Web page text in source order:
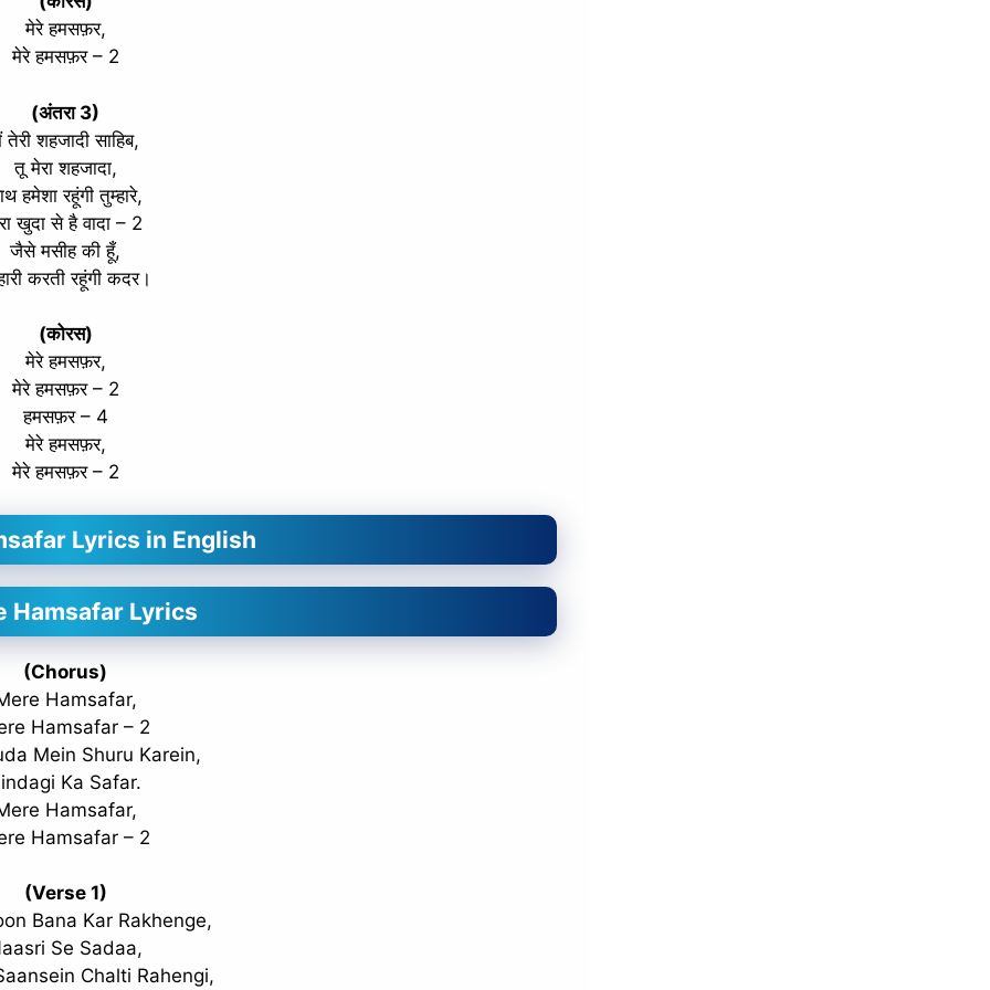
मेरे हमसफ़र,
मेरे हमसफ़र – 2
(अंतरा 3)
तेरी शहजादी साहिब,
तू मेरा शहजादा,
हमेशा रहूंगी तुम्हारे,
खुदा से है वादा – 2
जैसे मसीह की हूँ,
करती रहूंगी कदर।
(कोरस)
मेरे हमसफ़र,
मेरे हमसफ़र – 2
हमसफ़र – 4
मेरे हमसफ़र,
मेरे हमसफ़र – 2
Lyrics in English
Hamsafar Lyrics
(Chorus)
Hamsafar,
Hamsafar – 2
Mein Shuru Karein,
Ka Safar.
Hamsafar,
Hamsafar – 2
(Verse 1)
Bana Kar Rakhenge,
Se Sadaa,
Chalti Rahengi,